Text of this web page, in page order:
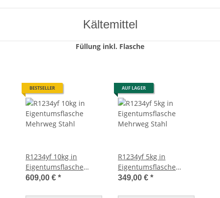
Kältemittel
Füllung inkl. Flasche
BESTSELLER
R1234yf 10kg in
Eigentumsflasche
Mehrweg Stahl
609,00 € *
AUF LAGER
R1234yf 5kg in
Eigentumsflasche
Mehrweg Stahl
349,00 € *